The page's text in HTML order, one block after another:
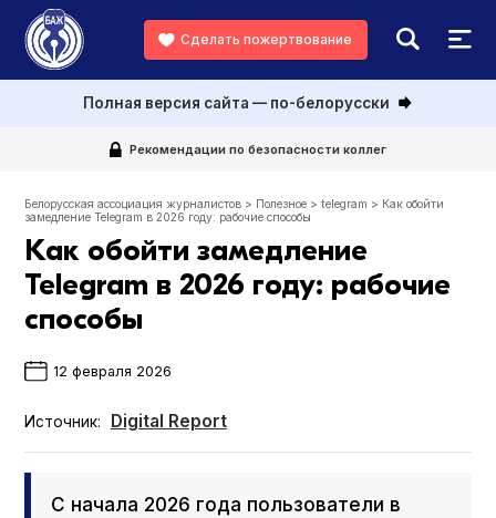
Сделать пожертвование
Полная версия сайта — по-белорусски
Рекомендации по безопасности коллег
Белорусская ассоциация журналистов > Полезное >telegram > Как обойти
замедление Telegram в 2026 году: рабочие способы
Как обойти замедление
Telegram в 2026 году: рабочие
способы
12 февраля 2026
Источник: Digital Report
С начала 2026 года пользователи в